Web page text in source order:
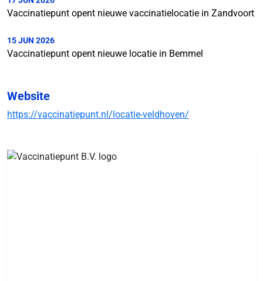
Vaccinatiepunt opent nieuwe vaccinatielocatie in Zandvoort
15 JUN 2026
Vaccinatiepunt opent nieuwe locatie in Bemmel
Website
https://vaccinatiepunt.nl/locatie-veldhoven/